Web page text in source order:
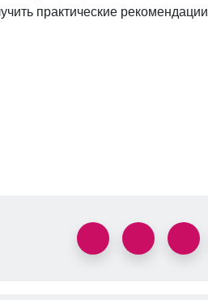
практические рекомендации